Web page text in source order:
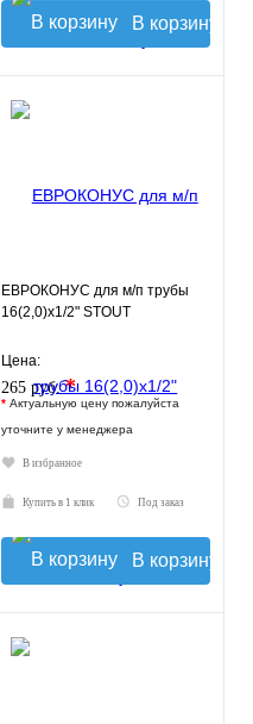
В корзину
ЕВРОКОНУС для м/п трубы
16(2,0)x1/2" STOUT
Цена:
265 руб.*
* Актуальную цену пожалуйста
уточните у менеджера
В избранное
Купить в 1 клик Под заказ
В корзину